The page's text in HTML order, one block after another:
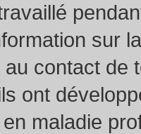
sur
au contact de
ont
maladie